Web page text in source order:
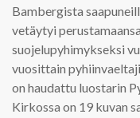
Bambergista
vetäytyi
suojelupyhimykseksi
vuosittain
on haudattu luostarin
Kirkossa on 19 kuvan